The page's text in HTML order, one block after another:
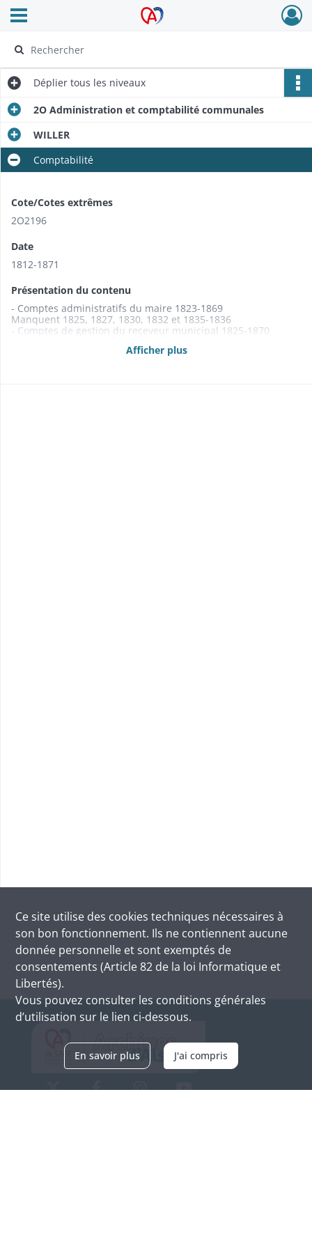
Archives Alsace - Colmar
Ouvrir le menu déroulant
Déplier tous les niveaux
2O Administration et comptabilité communales
WILLER
Comptabilité
Cote/Cotes extrêmes
2O2196
Date
1812-1871
Présentation du contenu
- Comptes administratifs du maire 1823-1869
Manquent 1825, 1827, 1830, 1832 et 1835-1836
- Comptes de gestion du receveur municipal 1825-1870
Manquent 1865 et 1869-1870Afficher plus
Ce site utilise des cookies techniques nécessaires à
son bon fonctionnement. Ils ne contiennent aucune
donnée personnelle et sont exemptés de
consentements (Article 82 de la loi Informatique et
Libertés).
Vous pouvez consulter les conditions générales
d’utilisation sur le lien ci-dessous.
En savoir plus J'ai compris